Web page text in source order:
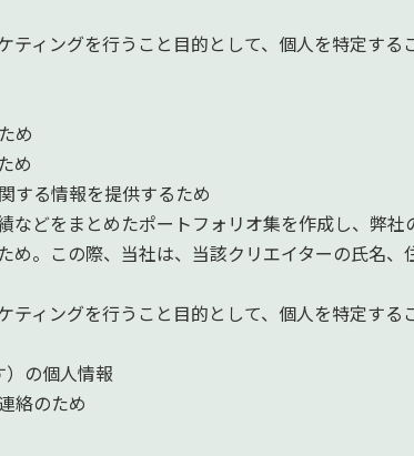
ィングを行うこと目的として、個人を特定する
め
め
する情報を提供するため
どをまとめたポートフォリオ集を作成し、弊社
。この際、当社は、当該クリエイターの氏名、
ィングを行うこと目的として、個人を特定する
）の個人情報
絡のため